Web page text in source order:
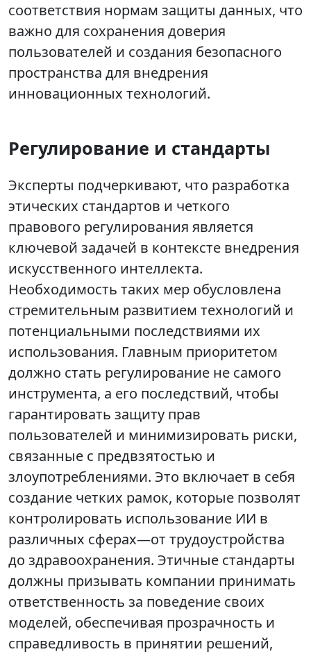
соответствия нормам защиты данных, что
важно для сохранения доверия
пользователей и создания безопасного
пространства для внедрения
инновационных технологий.
Регулирование и стандарты
Эксперты подчеркивают, что разработка
этических стандартов и четкого
правового регулирования является
ключевой задачей в контексте внедрения
искусственного интеллекта.
Необходимость таких мер обусловлена
стремительным развитием технологий и
потенциальными последствиями их
использования. Главным приоритетом
должно стать регулирование не самого
инструмента, а его последствий, чтобы
гарантировать защиту прав
пользователей и минимизировать риски,
связанные с предвзятостью и
злоупотреблениями. Это включает в себя
создание четких рамок, которые позволят
контролировать использование ИИ в
различных сферах—от трудоустройства
до здравоохранения. Этичные стандарты
должны призывать компании принимать
ответственность за поведение своих
моделей, обеспечивая прозрачность и
справедливость в принятии решений,